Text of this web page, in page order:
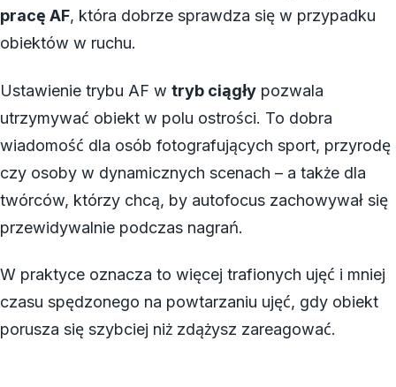
pracę AF, która dobrze sprawdza się w przypadku
obiektów w ruchu.
Ustawienie trybu AF w tryb ciągły pozwala
utrzymywać obiekt w polu ostrości. To dobra
wiadomość dla osób fotografujących sport, przyrodę
czy osoby w dynamicznych scenach – a także dla
twórców, którzy chcą, by autofocus zachowywał się
przewidywalnie podczas nagrań.
W praktyce oznacza to więcej trafionych ujęć i mniej
czasu spędzonego na powtarzaniu ujęć, gdy obiekt
porusza się szybciej niż zdążysz zareagować.